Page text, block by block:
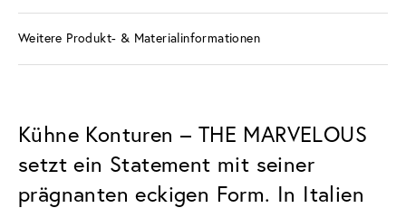
Weitere Produkt- & Materialinformationen
Kühne Konturen – THE MARVELOUS
setzt ein Statement mit seiner
prägnanten eckigen Form. In Italien